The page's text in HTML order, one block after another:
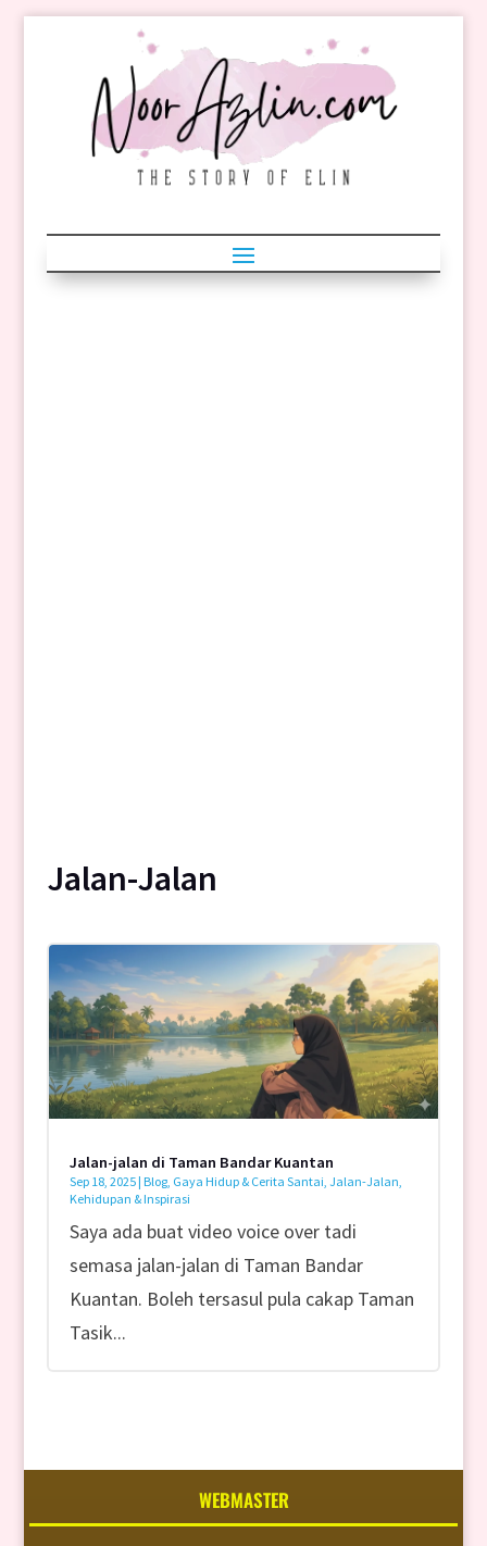
Jalan-Jalan
Jalan-jalan di Taman Bandar Kuantan
Sep 18, 2025| Blog, Gaya Hidup & Cerita Santai, Jalan-Jalan,
Kehidupan & Inspirasi
Saya ada buat video voice over tadi
semasa jalan-jalan di Taman Bandar
Kuantan. Boleh tersasul pula cakap Taman
Tasik...
WEBMASTER